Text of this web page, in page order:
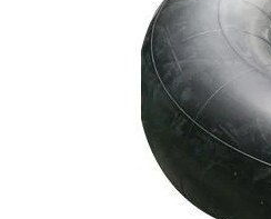
https://www.doctortrotineta.ro/
https://www.doctortrotineta.ro/